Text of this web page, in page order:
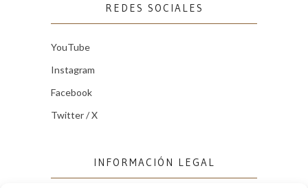
REDES SOCIALES
YouTube
Instagram
Facebook
Twitter / X
INFORMACIÓN LEGAL